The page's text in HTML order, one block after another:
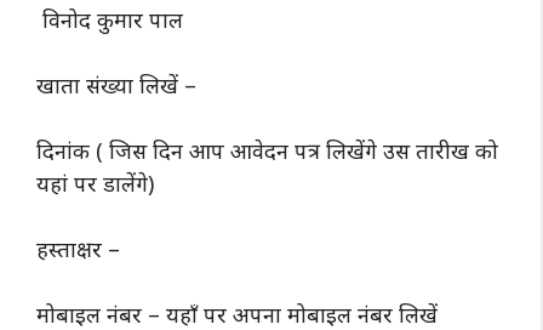
विनोद कुमार पाल
खाता संख्या लिखें –
दिनांक ( जिस दिन आप आवेदन पत्र लिखेंगे उस तारीख को
यहां पर डालेंगे)
हस्ताक्षर –
मोबाइल नंबर – यहाँ पर अपना मोबाइल नंबर लिखें